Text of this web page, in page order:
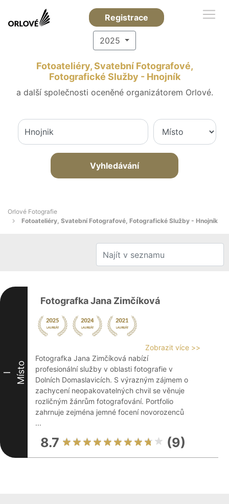
Registrace
2025
Fotoateliéry, Svatební Fotografové,
Fotografické Služby - Hnojník
a další společnosti oceněné organizátorem Orlové.
Vyhledávání
Orlové Fotografie
Fotoateliéry, Svatební Fotografové, Fotografické Služby - Hnojník
I Místo
Fotografka Jana Zimčíková
Zobrazit více >>
Fotografka Jana Zimčíková nabízí
profesionální služby v oblasti fotografie v
Dolních Domaslavicích. S výrazným zájmem o
zachycení neopakovatelných chvil se věnuje
rozličným žánrům fotografování. Portfolio
zahrnuje zejména jemné focení novorozenců
...
8.7 (9)